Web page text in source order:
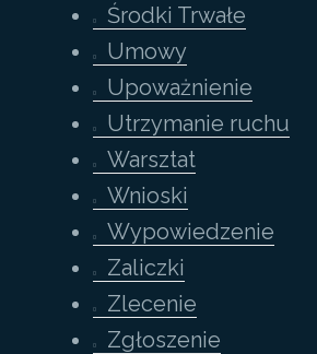
Środki Trwałe
Umowy
Upoważnienie
Utrzymanie ruchu
Warsztat
Wnioski
Wypowiedzenie
Zaliczki
Zlecenie
Zgłoszenie